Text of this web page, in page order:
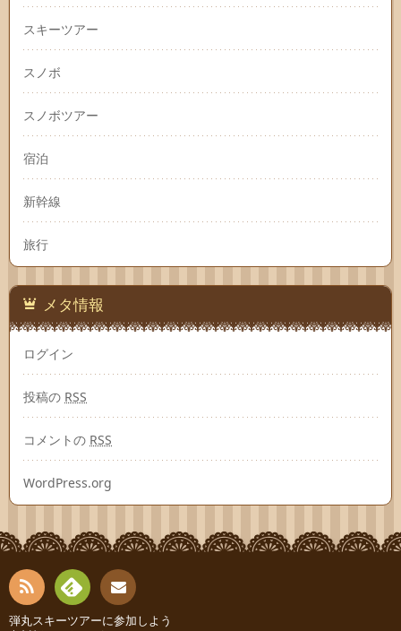
スキーツアー
スノボ
スノボツアー
宿泊
新幹線
旅行
メタ情報
ログイン
投稿の RSS
コメントの RSS
WordPress.org
RSS Fee お問
弾丸スキーツアーに参加しよう